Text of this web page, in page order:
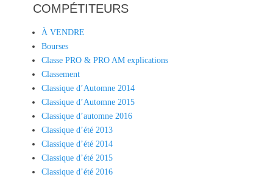
COMPÉTITEURS
À VENDRE
Bourses
Classe PRO & PRO AM explications
Classement
Classique d’Automne 2014
Classique d’Automne 2015
Classique d’automne 2016
Classique d’été 2013
Classique d’été 2014
Classique d’été 2015
Classique d’été 2016